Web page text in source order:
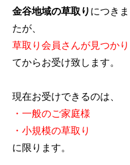
金谷地域の草取り につき
たが、
草取り会員さんが見つか
てからお受け致します。
現在お受けできるのは、
・一般のご家庭様
・小規模の草取り
に限ります。